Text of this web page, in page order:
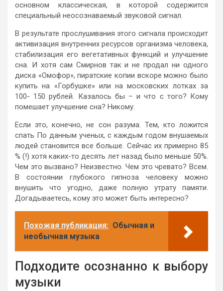
основном классическая, в которой содержится
специальный неосознаваемый звуковой сигнал.
В результате прослушивания этого сигнала происходит
активизация внутренних ресурсов организма человека,
стабилизация его вегетативных функций и улучшение
сна. И хотя сам Смирнов так и не продал ни одного
диска «Омофор», пиратские копии вскоре можно было
купить на «Горбушке» или на московских лотках за
100- 150 рублей. Казалось бы – и что с того? Кому
помешает улучшение сна? Никому.
Если это, конечно, не сон разума. Тем, кто ложится
спать По данным ученых, с каждым годом внушаемых
людей становится все больше. Сейчас их примерно 85
% (!) хотя каких-то десять лет назад было меньше 50%.
Чем это вызвано? Неизвестно. Чем это чревато? Всем.
В состоянии глубокого гипноза человеку можно
внушить что угодно, даже полную утрату памяти.
Догадываетесь, кому это может быть интересно?
Похожая публикация: Обычная и
необычная музыка
Подходите осознанно к выбору
музыки